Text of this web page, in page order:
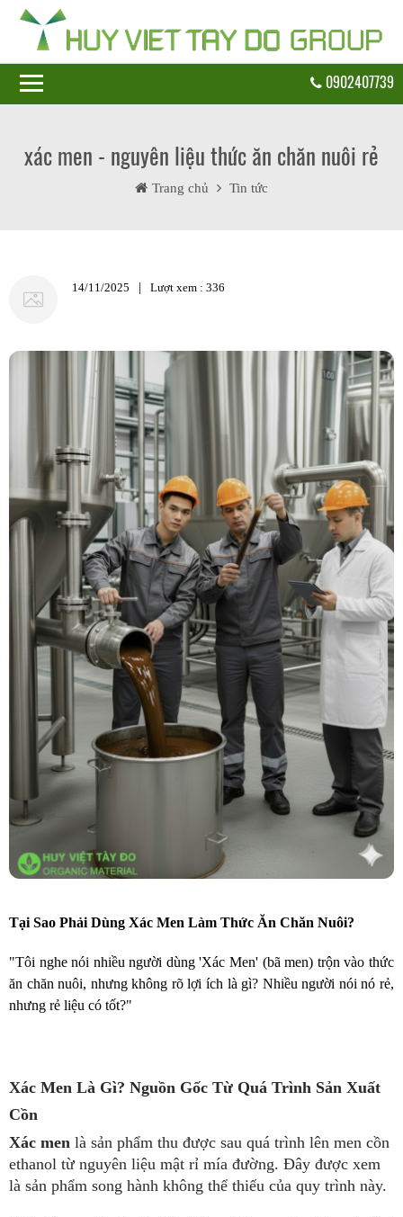
0902407739
Huy Việt Tây Đô
Sinh Retreat & Training
Ông Hưng Food
xác men - nguyên liệu thức ăn chăn nuôi rẻ
Trang chủ Tin tức
14/11/2025 | Lượt xem : 336
Tại Sao Phải Dùng Xác Men Làm Thức Ăn Chăn Nuôi?
"Tôi nghe nói nhiều người dùng 'Xác Men' (bã men) trộn vào thức
ăn chăn nuôi, nhưng không rõ lợi ích là gì? Nhiều người nói nó rẻ,
nhưng rẻ liệu có tốt?"
Xác Men Là Gì? Nguồn Gốc Từ Quá Trình Sản Xuất
Cồn
Xác men là sản phẩm thu được sau quá trình lên men cồn
ethanol từ nguyên liệu mật rỉ mía đường. Đây được xem
là sản phẩm song hành không thể thiếu của quy trình này.